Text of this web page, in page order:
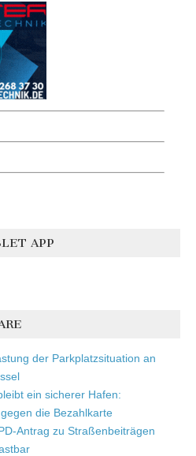
APP
der Parkplatzsituation an
ein sicherer Hafen:
die Bezahlkarte
Antrag zu Straßenbeiträgen